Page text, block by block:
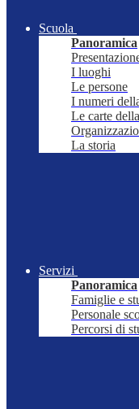
Scuola
Panoramica
I luoghi
Le persone
I numeri
Le carte
La storia
Servizi
Panoramica
Famiglie e
Personale
Percorsi di